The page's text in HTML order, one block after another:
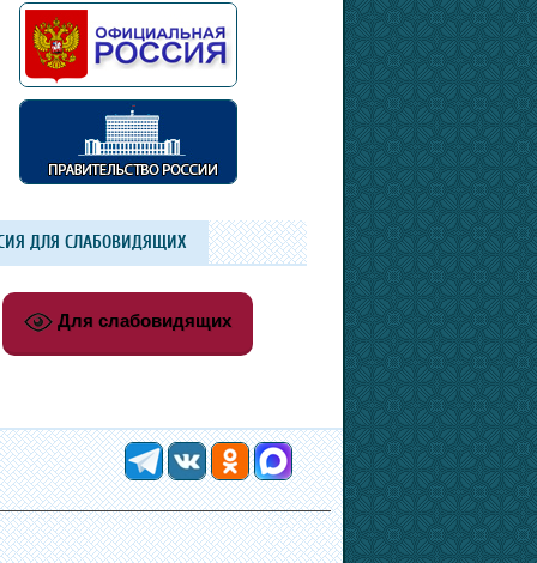
ДЛЯ СЛАБОВИДЯЩИХ
Для слабовидящих